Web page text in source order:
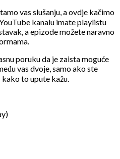
vas slušanju, a ovdje kačimo
kanalu imate playlistu
a epizode možete naravno
poruku da je zaista moguće
vas dvoje, samo ako ste
to upute kažu.